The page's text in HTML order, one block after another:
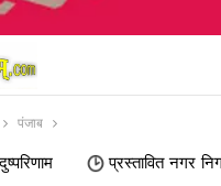
पंजाब
प्रस्तावित नगर निगम में शामिल